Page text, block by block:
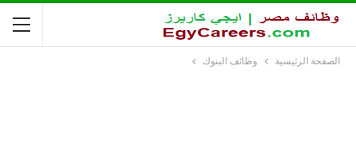
الصفحة الرئيسية وظائف البنوك